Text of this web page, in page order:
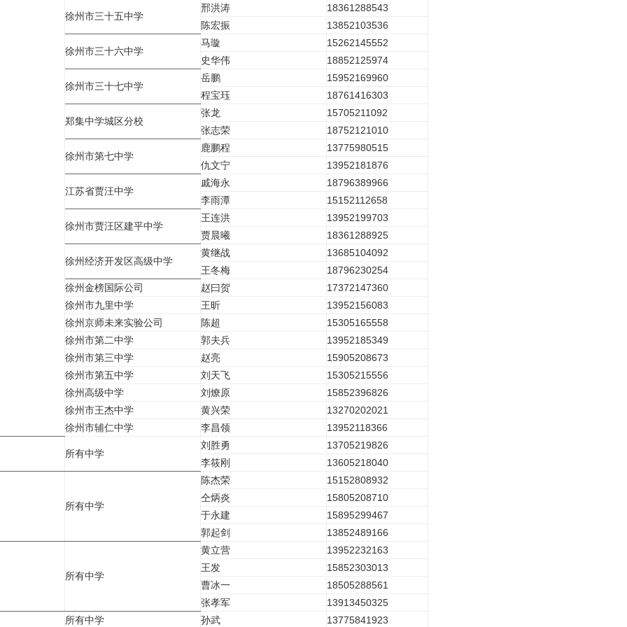
徐州市三十五中学
邢洪涛
18361288543
陈宏振
13852103536
徐州市三十六中学
马璇
15262145552
史华伟
18852125974
徐州市三十七中学
岳鹏
15952169960
程宝珏
18761416303
郑集中学城区分校
张龙
15705211092
张志荣
18752121010
徐州市第七中学
鹿鹏程
13775980515
仇文宁
13952181876
江苏省贾汪中学
戚海永
18796389966
李雨潭
15152112658
徐州市贾汪区建平中学
王连洪
13952199703
贾晨曦
18361288925
徐州经济开发区高级中学
黄继战
13685104092
王冬梅
18796230254
徐州金榜国际公司
赵曰贺
17372147360
徐州市九里中学
王昕
13952156083
徐州京师未来实验公司
陈超
15305165558
徐州市第二中学
郭夫兵
13952185349
徐州市第三中学
赵亮
15905208673
徐州市第五中学
刘天飞
15305215556
徐州高级中学
刘燎原
15852396826
徐州市王杰中学
黄兴荣
13270202021
徐州市辅仁中学
李昌领 13952118366
所有中学
刘胜勇
13705219826
李筱刚
13605218040
所有中学
陈杰荣
15152808932
仝炳炎
15805208710
于永建
15895299467
郭起剑
13852489166
所有中学
黄立营
13952232163
王发
15852303013
曹冰一
18505288561
张孝军
13913450325
所有中学
孙武 13775841923